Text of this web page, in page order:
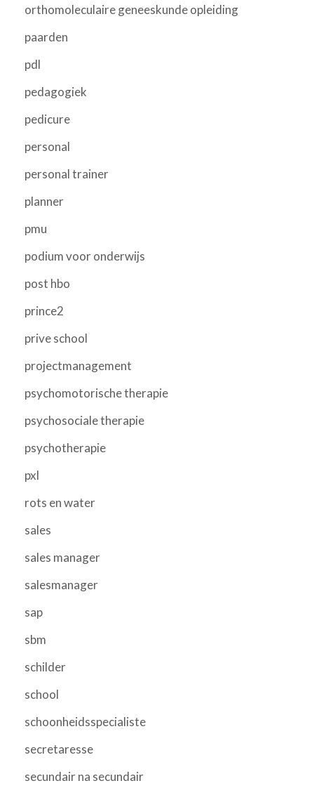
orthomoleculaire geneeskunde opleiding
paarden
pdl
pedagogiek
pedicure
personal
personal trainer
planner
pmu
podium voor onderwijs
post hbo
prince2
prive school
projectmanagement
psychomotorische therapie
psychosociale therapie
psychotherapie
pxl
rots en water
sales
sales manager
salesmanager
sap
sbm
schilder
school
schoonheidsspecialiste
secretaresse
secundair na secundair